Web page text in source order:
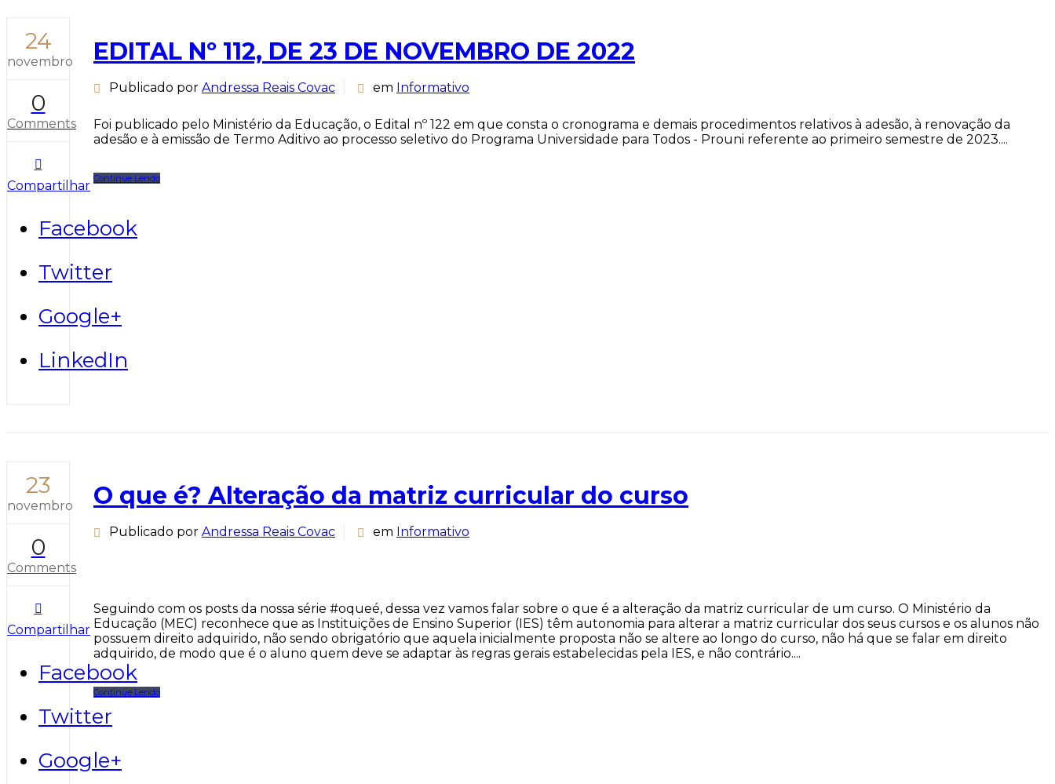
24
novembro
0
Comments
Compartilhar
Facebook
Twitter
Google+
LinkedIn
EDITAL Nº 112, DE 23 DE NOVEMBRO DE 2022
Publicado por Andressa Reais Covac em Informativo
Foi publicado pelo Ministério da Educação, o Edital nº 122 em que consta o cronograma e demais procedimentos relativos à adesão, à renovação da
adesão e à emissão de Termo Aditivo ao processo seletivo do Programa Universidade para Todos - Prouni referente ao primeiro semestre de 2023....
Continue Lendo
23
novembro
0
Comments
Compartilhar
Facebook
Twitter
Google+
O que é? Alteração da matriz curricular do curso
Publicado por Andressa Reais Covac em Informativo
Seguindo com os posts da nossa série #oqueé, dessa vez vamos falar sobre o que é a alteração da matriz curricular de um curso. O Ministério da
Educação (MEC) reconhece que as Instituições de Ensino Superior (IES) têm autonomia para alterar a matriz curricular dos seus cursos e os alunos não
possuem direito adquirido, não sendo obrigatório que aquela inicialmente proposta não se altere ao longo do curso, não há que se falar em direito
adquirido, de modo que é o aluno quem deve se adaptar às regras gerais estabelecidas pela IES, e não contrário....
Continue Lendo